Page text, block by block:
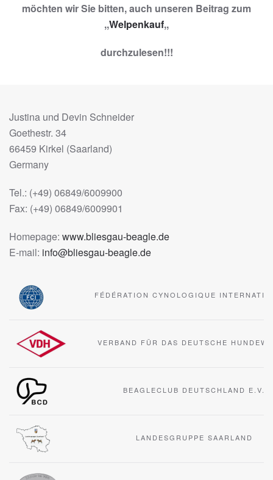
möchten wir Sie bitten, auch unseren Beitrag zum
,,Welpenkauf,,
durchzulesen!!!
Justina und Devin Schneider
Goethestr. 34
66459 Kirkel (Saarland)
Germany
Tel.: (+49) 06849/6009900
Fax: (+49) 06849/6009901
Homepage: www.bliesgau-beagle.de
E-mail: info@bliesgau-beagle.de
FÉDÉRATION CYNOLOGIQUE
VERBAND FÜR DAS DEUTSCHE
BEAGLECLUB DEUTSCHLAND E.V.
LANDESGRUPPE SAARLAND